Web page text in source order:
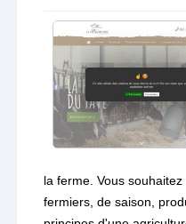
la ferme. Vous
fermiers, de saison,